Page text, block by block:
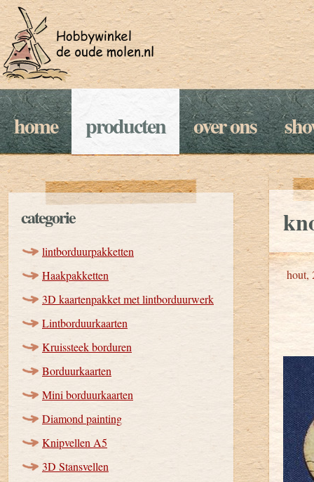
home producten over ons
categorie
lintborduurpakketten
Haakpakketten
3D kaartenpakket met lintborduurwerk
Lintborduurkaarten
Kruissteek borduren
Borduurkaarten
Mini borduurkaarten
Diamond painting
Knipvellen A5
3D Stansvellen
hout,